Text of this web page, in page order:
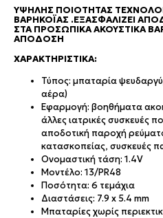
ΥΨΗΛΉΣ ΠΟΙΌΤΗΤΑΣ
ΒΑΡΗΚΟΪ́ΑΣ .ΕΞΑΣΦΑΛΊΖΕΙ
ΣΤΑ ΠΡΟΣΩΠΙΚΆ ΑΚΟΥΣΤΙΚΆ
ΑΠΌΔΟΣΗ
ΧΑΡΑΚΤΗΡΙΣΤΙΚΆ:
Τύπος: μπαταρία
αέρα)
Εφαρμογή: βοηθήματα
άλλες ιατρικές συσκευές
αποδοτική παροχή
κατασκοπείας, συσκευές
Ονομαστική τάση: 1.4V
Μοντέλο: 13/PR48
Ποσότητα: 6 τεμάχια
Διαστάσεις: 7.9 x 5.4 mm
Μπαταρίες χωρίς